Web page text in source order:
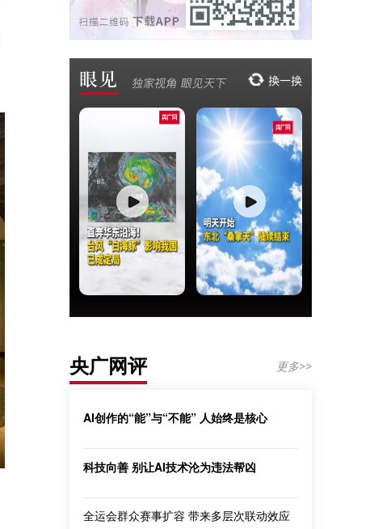
央广网评 更多>>
AI创作的“能”与“不能” 人始终是核心
科技向善 别让AI技术沦为违法帮凶
全运会群众赛事扩容 带来多层次联动效应